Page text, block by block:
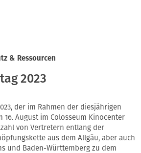
& Ressourcen
2023
der im Rahmen der diesjährigen
16. August im Colosseum Kinocenter
von Vertretern entlang der
aus dem Allgäu, aber auch
und Baden-Württemberg zu dem